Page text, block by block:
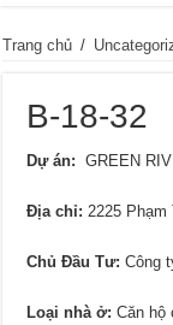
Trang chủ /
B-18-32
Dự án: GREEN
Địa chỉ: 2225
Chủ Đầu Tư: Công
Loại nhà ở: Căn hộ